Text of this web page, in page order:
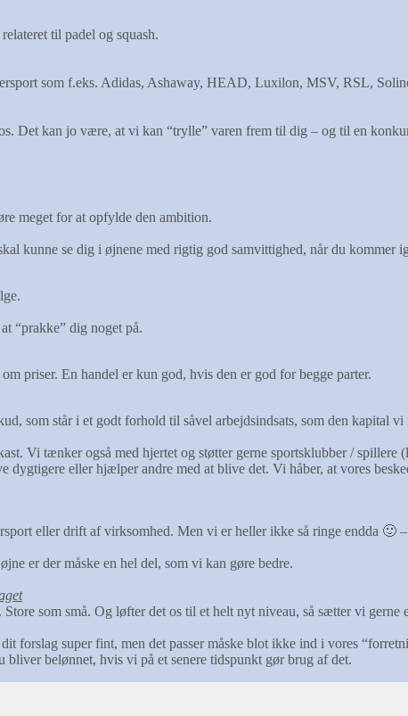
til padel og squash.
som f.eks. Adidas, Ashaway, HEAD, Luxilon, MSV, RSL,
Det kan jo være, at vi kan “trylle” varen frem til dig – og til en
meget for at opfylde den ambition.
kunne se dig i øjnene med rigtig god samvittighed, når du kommer
“prakke” dig noget på.
priser. En handel er kun god, hvis den er god for begge parter.
som står i et godt forhold til såvel arbejdsindsats, som den kapital
Vi tænker også med hjertet og støtter gerne sportsklubber /
dygtigere eller hjælper andre med at blive det. Vi håber, at vores
eller drift af virksomhed. Men vi er heller ikke så ringe endda
er der måske en hel del, som vi kan gøre bedre.
som små. Og løfter det os til et helt nyt niveau, så sætter vi gerne
forslag super fint, men det passer måske blot ikke ind i vores
belønnet, hvis vi på et senere tidspunkt gør brug af det.